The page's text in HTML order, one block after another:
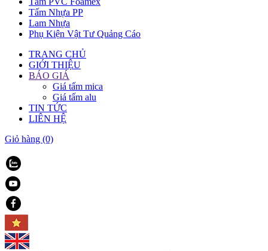
Tấm Nhựa PP
Lam Nhựa
Phụ Kiện Vật Tư Quảng Cáo
TRANG CHỦ
GIỚI THIỆU
BÁO GIÁ
Giá tấm mica
Giá tấm alu
TIN TỨC
LIÊN HỆ
Giỏ hàng (0)